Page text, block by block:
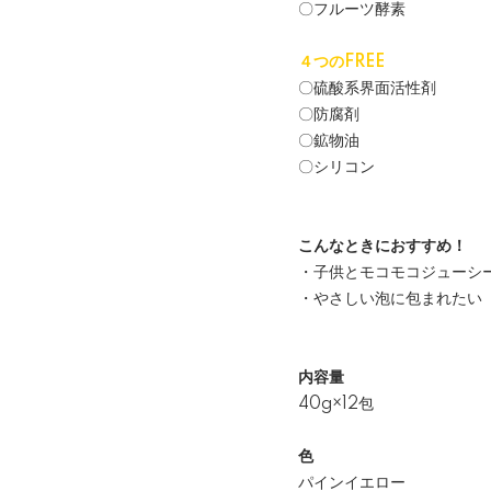
〇フルーツ酵素
４つのFREE
〇硫酸系界面活性剤
〇防腐剤
〇鉱物油
〇シリコン
こんなときにおすすめ！
・子供とモコモコジューシ
・やさしい泡に包まれたい
内容量
40g×12包
色
パインイエロー